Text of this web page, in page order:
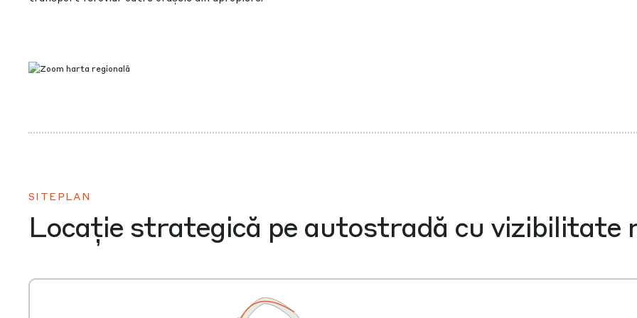
SITEPLAN
Locație strategică pe autostradă cu vizibilitate